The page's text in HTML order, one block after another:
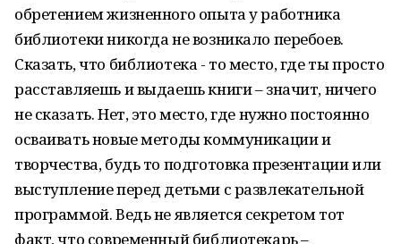
обретением жизненного опыта у работника
библиотеки никогда не возникало перебоев.
Сказать, что библиотека - то место, где ты просто
расставляешь и выдаешь книги – значит, ничего
не сказать. Нет, это место, где нужно постоянно
осваивать новые методы коммуникации и
творчества, будь то подготовка презентации или
выступление перед детьми с развлекательной
программой. Ведь не является секретом тот
факт, что современный библиотекарь –